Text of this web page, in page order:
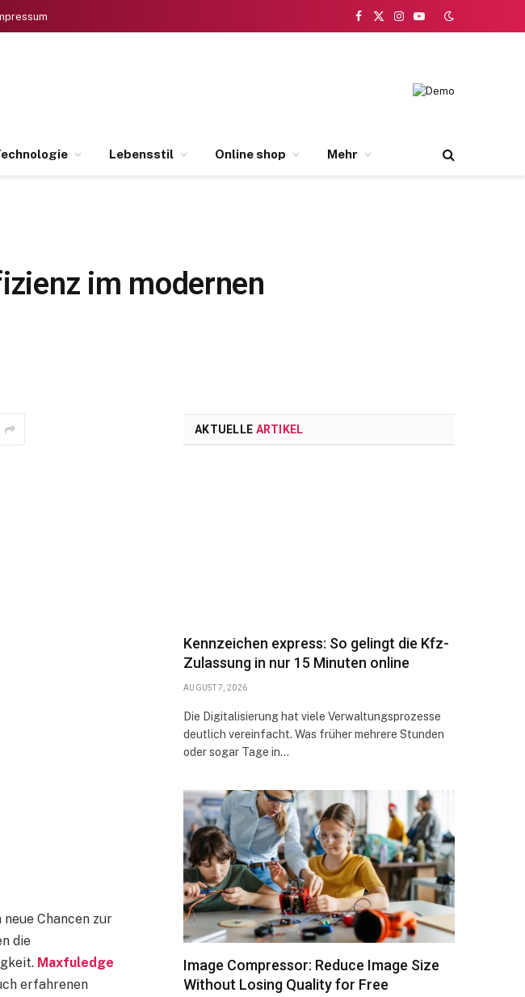
Facebook
X
Instagram
YouTube
Lebensstil Online shop Mehr
im modernen
Chancen zur
die
Maxfuledge
erfahrenen
AKTUELLE ARTIKEL
Kennzeichen express: So gelingt die Kfz-
Zulassung in nur 15 Minuten online
AUGUST 7, 2026
Die Digitalisierung hat viele Verwaltungsprozesse
deutlich vereinfacht. Was früher mehrere Stunden
oder sogar Tage in…
Image Compressor: Reduce Image Size
Without Losing Quality for Free